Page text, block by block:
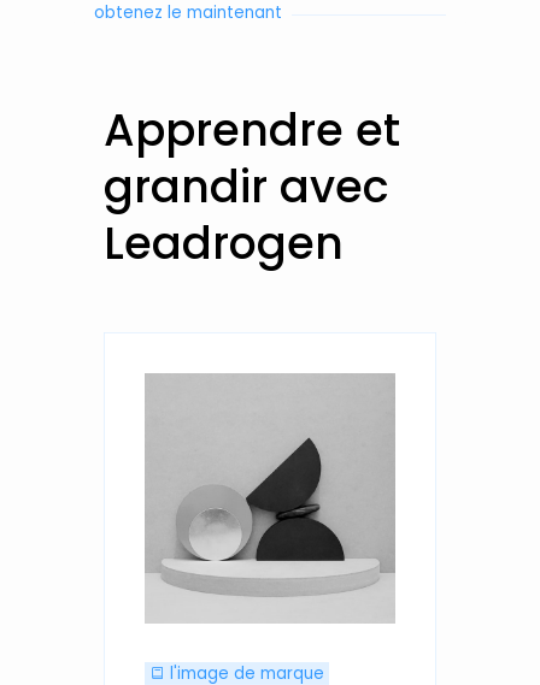
obtenez le maintenant
Apprendre et
grandir avec
Leadrogen
l'image de marque